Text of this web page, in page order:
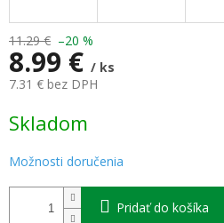
11.29 € –20 %
8.99 € / ks
7.31 € bez DPH
cena:
Skladom
Možnosti doručenia
Pridať do košíka